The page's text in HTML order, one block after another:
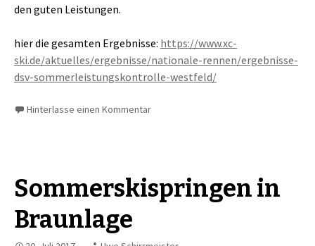
den guten Leistungen.
hier die gesamten Ergebnisse: https://www.xc-
ski.de/aktuelles/ergebnisse/nationale-rennen/ergebnisse-
dsv-sommerleistungskontrolle-westfeld/
Hinterlasse einen Kommentar
Sommerskispringen in
Braunlage